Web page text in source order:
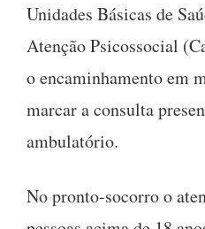
Unidades Básicas de
Atenção Psicossocial
o encaminhamento em
marcar a consulta
ambulatório.
No pronto-socorro o